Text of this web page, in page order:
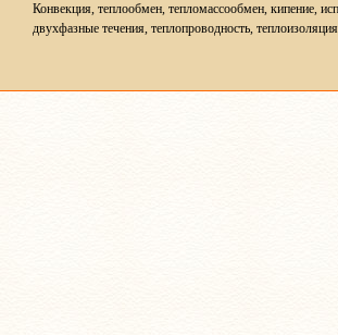
Конвекция, теплообмен, тепломассообмен, кипение,
двухфазные течения, теплопроводность,